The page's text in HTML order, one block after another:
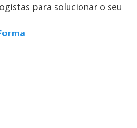
para solucionar o seu